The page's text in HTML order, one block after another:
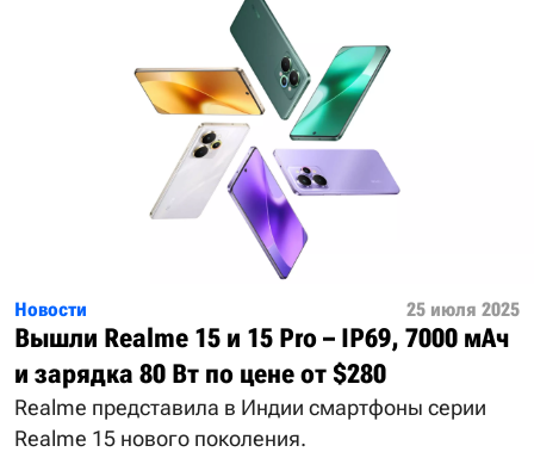
Новости 25 июля 2025
Вышли Realme 15 и 15 Pro – IP69, 7000 мАч
и зарядка 80 Вт по цене от $280
Realme представила в Индии смартфоны серии
Realme 15 нового поколения.